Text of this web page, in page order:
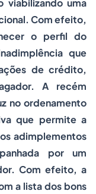
viabilizando uma
Com efeito,
o perfil do
que
de crédito,
A recém
no ordenamento
que permite a
adimplementos
por um
Com efeito, a
a lista dos bons